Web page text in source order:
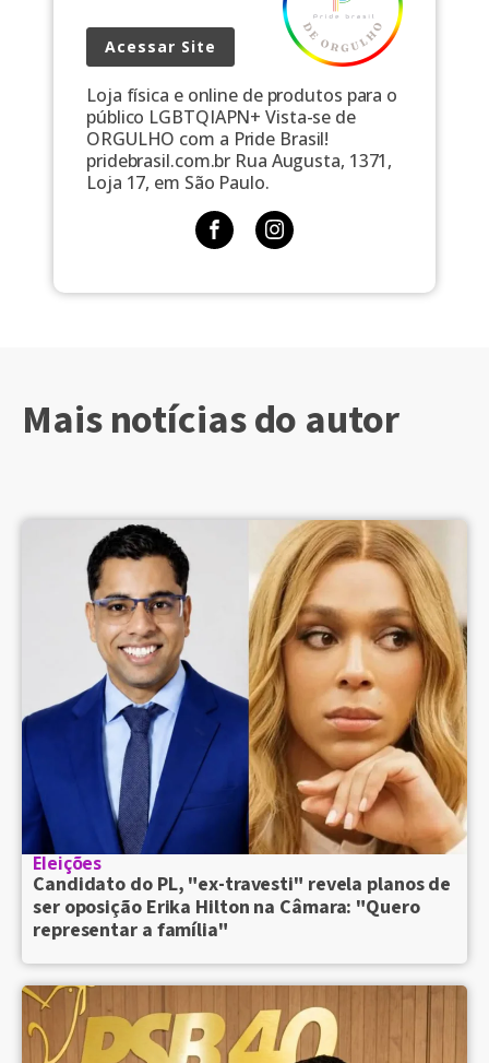
Acessar Site
Loja física e online de produtos para o
público LGBTQIAPN+ Vista-se de
ORGULHO com a Pride Brasil!
pridebrasil.com.br Rua Augusta, 1371,
Loja 17, em São Paulo.
Mais notícias do autor
Eleições
Candidato do PL, "ex-travesti" revela planos de
ser oposição Erika Hilton na Câmara: "Quero
representar a família"